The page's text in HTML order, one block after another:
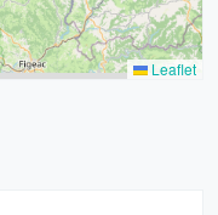
Leaflet